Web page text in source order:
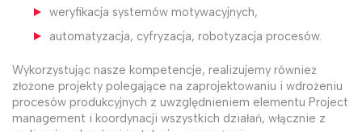
weryfikacja systemów motywacyjnych,
automatyzacja, cyfryzacja, robotyzacja procesów.
Wykorzystując nasze kompetencje, realizujemy również
złożone projekty polegające na zaprojektowaniu i wdrożeniu
procesów produkcyjnych z uwzględnieniem elementu Project
management i koordynacji wszystkich działań, włącznie z